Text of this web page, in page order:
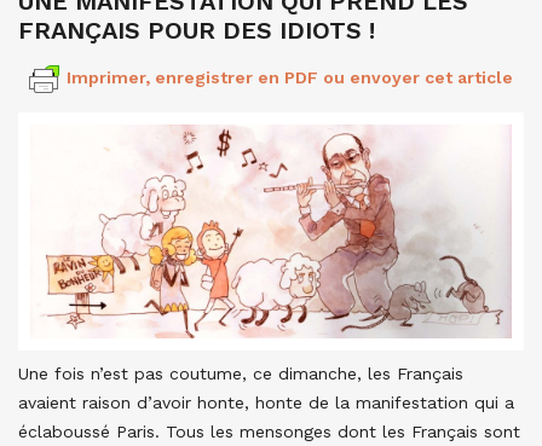
FRANÇAIS POUR DES IDIOTS !
Imprimer, enregistrer en PDF ou envoyer cet article
Une fois n’est pas coutume, ce dimanche, les Français
avaient raison d’avoir honte, honte de la manifestation qui a
éclaboussé Paris. Tous les mensonges dont les Français sont